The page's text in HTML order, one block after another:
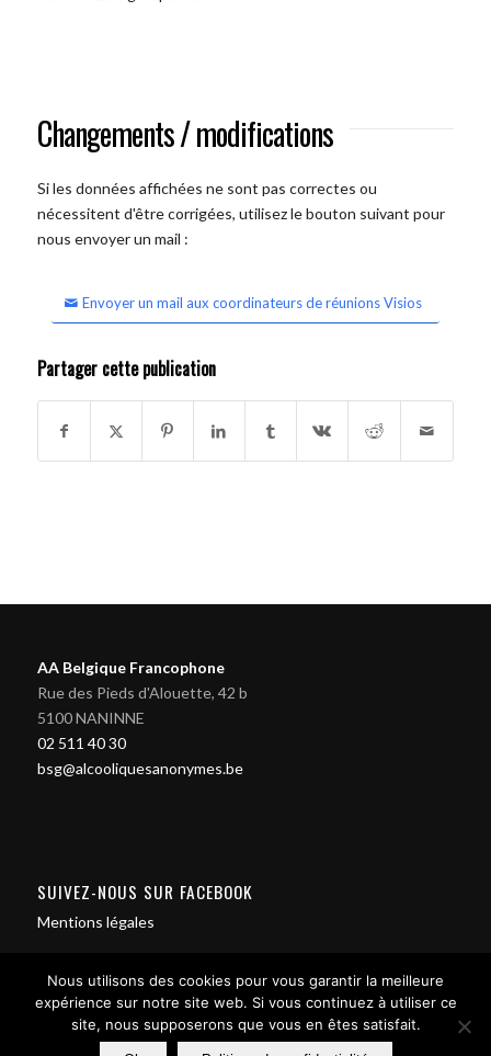
Changements / modifications
Si les données affichées ne sont pas correctes ou
nécessitent d'être corrigées, utilisez le bouton suivant pour
nous envoyer un mail :
Envoyer un mail aux coordinateurs de réunions Visios
Partager cette publication
AA Belgique Francophone
Rue des Pieds d'Alouette, 42 b
5100 NANINNE
02 511 40 30
bsg@alcooliquesanonymes.be
SUIVEZ-NOUS SUR FACEBOOK
Mentions légales
Nous utilisons des cookies pour vous garantir la meilleure
expérience sur notre site web. Si vous continuez à utiliser ce
site, nous supposerons que vous en êtes satisfait.
Contact us